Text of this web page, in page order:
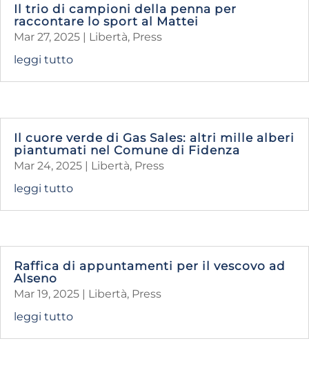
Il trio di campioni della penna per
raccontare lo sport al Mattei
Mar 27, 2025 | Libertà, Press
leggi tutto
Il cuore verde di Gas Sales: altri mille alberi
piantumati nel Comune di Fidenza
Mar 24, 2025 | Libertà, Press
leggi tutto
Raffica di appuntamenti per il vescovo ad
Alseno
Mar 19, 2025 | Libertà, Press
leggi tutto